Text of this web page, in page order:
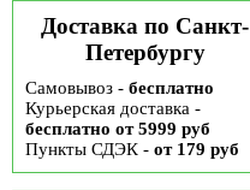
210г
Доставка по Санкт-
Петербургу
Самовывоз - бесплатно
Курьерская доставка -
бесплатно от 5999 руб
Пункты СДЭК - от 179 руб